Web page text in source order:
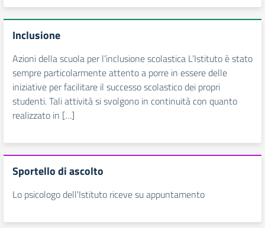
Inclusione
Azioni della scuola per l’inclusione scolastica L’Istituto è stato
sempre particolarmente attento a porre in essere delle
iniziative per facilitare il successo scolastico dei propri
studenti. Tali attività si svolgono in continuità con quanto
realizzato in […]
Sportello di ascolto
Lo psicologo dell'Istituto riceve su appuntamento